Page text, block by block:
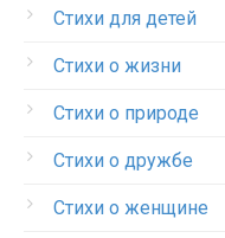
Стихи для детей
Стихи о жизни
Стихи о природе
Стихи о дружбе
Стихи о женщине